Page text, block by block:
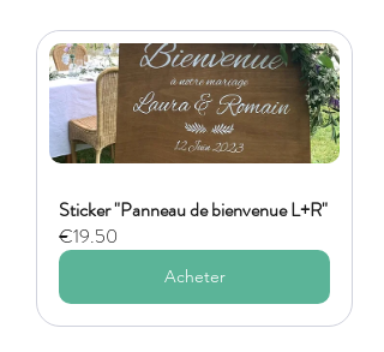
Sticker "Panneau de bienvenue L+R"
€19.50
Acheter